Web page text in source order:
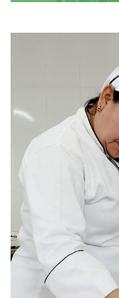
Brindar a los
herramientas
iniciar sus
Células de
cocina,
estilismo,
marroquinería,
herrería,